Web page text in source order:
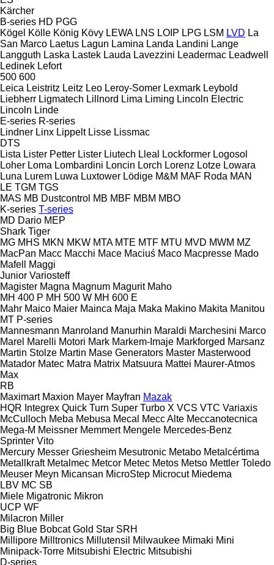
Kärcher
B-series HD PGG
Kögel Kölle König Kövy LEWA LNS LOIP LPG LSM LVD La
San Marco Laetus Lagun Lamina Landa Landini Lange
Langguth Laska Lastek Lauda Lavezzini Leadermac Leadwell
Ledinek Lefort
500 600
Leica Leistritz Leitz Leo Leroy-Somer Lexmark Leybold
Liebherr Ligmatech Lillnord Lima Liming Lincoln Electric
Lincoln Linde
E-series R-series
Lindner Linx Lippelt Lisse Lissmac
DTS
Lista Lister Petter Lister Liutech Lleal Lockformer Logosol
Loher Loma Lombardini Loncin Lorch Lorenz Lotze Lowara
Luna Lurem Luwa Luxtower Lödige M&M MAF Roda MAN
LE TGM TGS
MAS MB Dustcontrol MB MBF MBM MBO
K-series T-series
MD Dario MEP
Shark Tiger
MG MHS MKN MKW MTA MTE MTF MTU MVD MWM MZ
MacPan Macc Macchi Mace Maciuś Maco Macpresse Mado
Mafell
Maggi
Junior Variosteff
Magister Magna Magnum Magurit Maho
MH 400 P MH 500 W MH 600 E
Mahr Maico Maier Mainca Maja Maka Makino Makita Manitou
MT P-series
Mannesmann Manroland Manurhin Maraldi Marchesini Marco
Marel Marelli Motori Mark Markem-Imaje Markforged Marsanz
Martin Stolze Martin Mase Generators Master Masterwood
Matador Matec Matra Matrix Matsuura Mattei Maurer-Atmos
Max
RB
Maximart Maxion Mayer Mayfran Mazak
HQR Integrex Quick Turn Super Turbo X VCS VTC Variaxis
McCulloch Meba Mebusa Mecal Mecc Alte Meccanotecnica
Mega-M Meissner Memmert Mengele Mercedes-Benz
Sprinter Vito
Mercury Messer Griesheim Mesutronic Metabo Metalcértima
Metallkraft Metalmec Metcor Metec Metos Metso Mettler Toledo
Meuser Meyn Micansan MicroStep Microcut Miedema
LBV MC SB
Miele Migatronic Mikron
UCP WF
Milacron Miller
Big Blue Bobcat Gold Star SRH
Millipore Milltronics Millutensil Milwaukee Mimaki Mini
Minipack-Torre Mitsubishi Electric Mitsubishi
D-series